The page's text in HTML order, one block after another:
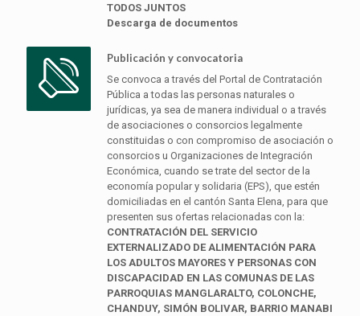
TODOS JUNTOS
Descarga de documentos
Publicación y convocatoria
Se convoca a través del Portal de Contratación
Pública a todas las personas naturales o
jurídicas, ya sea de manera individual o a través
de asociaciones o consorcios legalmente
constituidas o con compromiso de asociación o
consorcios u Organizaciones de Integración
Económica, cuando se trate del sector de la
economía popular y solidaria (EPS), que estén
domiciliadas en el cantón Santa Elena, para que
presenten sus ofertas relacionadas con la:
CONTRATACIÓN DEL SERVICIO
EXTERNALIZADO DE ALIMENTACIÓN PARA
LOS ADULTOS MAYORES Y PERSONAS CON
DISCAPACIDAD EN LAS COMUNAS DE LAS
PARROQUIAS MANGLARALTO, COLONCHE,
CHANDUY, SIMÓN BOLIVAR, BARRIO MANABI